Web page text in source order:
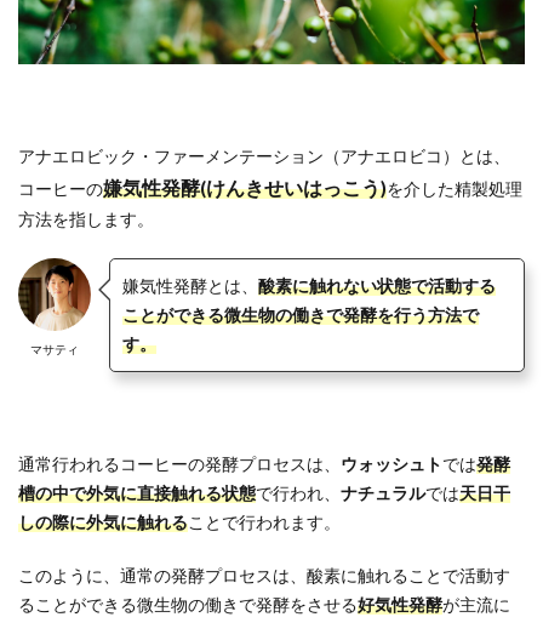
アナエロビック・ファーメンテーション（アナエロビコ）とは、
コーヒーの嫌気性発酵(けんきせいはっこう)を介した精製処理
方法を指します。
マサティ
嫌気性発酵とは、 酸素に触れない状態で活動する
ことができる微生物の働きで発酵を行う方法で
す。
通常行われるコーヒーの発酵プロセスは、 ウォッシュトでは発酵
槽の中で外気に直接触れる状態で行われ、 ナチュラルでは天日干
しの際に外気に触れることで行われます。
このように、通常の発酵プロセスは、酸素に触れることで活動す
ることができる微生物の働きで発酵をさせる好気性発酵が主流に